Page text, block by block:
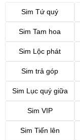
Sim Tứ quý
Sim Tam hoa
Sim Lộc phát
Sim trả góp
Sim Lục quý giữa
Sim VIP
Sim Tiến lên